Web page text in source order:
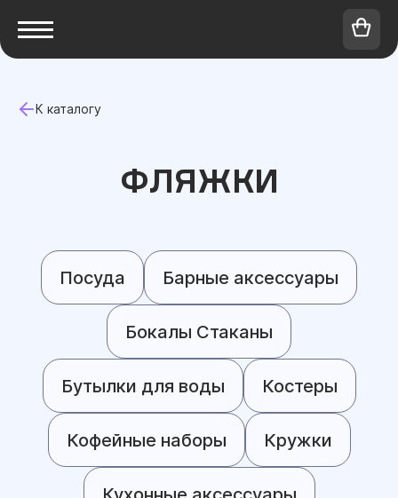
К каталогу
ФЛЯЖКИ
Посуда Барные аксессуары
Бокалы Стаканы
Бутылки для воды Костеры
Кофейные наборы Кружки